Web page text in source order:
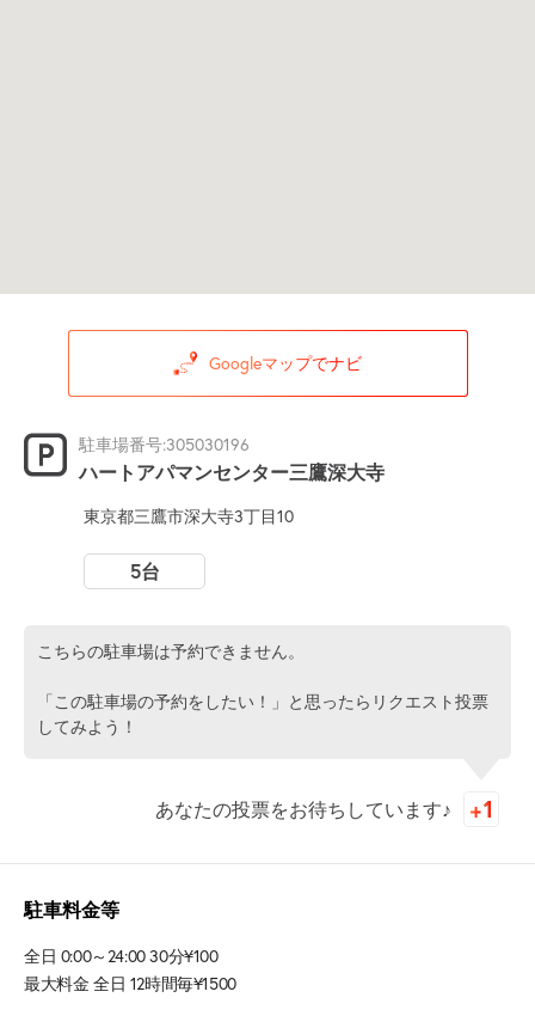
Googleマップでナビ
駐車場番号:305030196
ハートアパマンセンター三鷹深大寺
東京都三鷹市深大寺3丁目10
5台
こちらの駐車場は予約できません。
「この駐車場の予約をしたい！」と思ったらリクエスト投票
してみよう！
あなたの投票をお待ちしています♪
駐車料金等
全日 0:00～24:00 30分¥100
最大料金 全日 12時間毎¥1500